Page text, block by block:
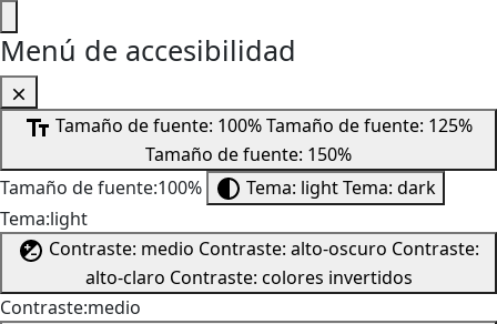
Menú de accesibilidad
Tamaño de fuente: 100%Tamaño de fuente: 125%
Tamaño de fuente: 150%
Tamaño de fuente:100%
Tema: lightTema: dark
Tema:light
Contraste: medio Contraste: alto-oscuro Contraste:
alto-claro Contraste: colores invertidos
Contraste:medio